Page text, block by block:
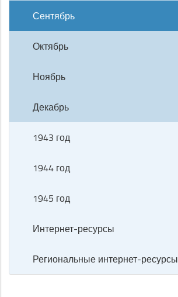
Сентябрь
Октябрь
Ноябрь
Декабрь
1943 год
1944 год
1945 год
Интернет-ресурсы
Региональные интернет-ресурсы